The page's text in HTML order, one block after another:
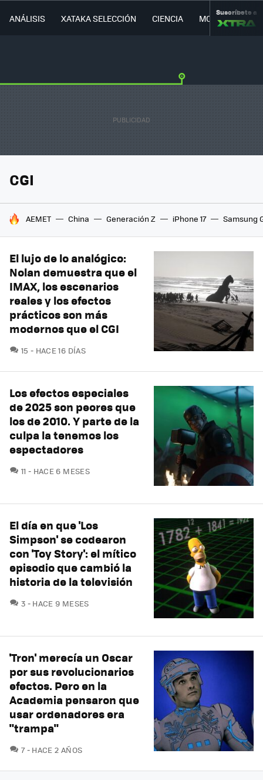
ANÁLISIS XATAKA SELECCIÓN CIENCIA MOVILIDAD
Suscríbete a
CGI
HOY SE HABLA DE
AEMET China Generación Z iPhone 17 Samsung
El lujo de lo analógico:
Nolan demuestra que el
IMAX, los escenarios
reales y los efectos
prácticos son más
modernos que el CGI
15 COMENTARIOS
HACE 16 DÍAS
Los efectos especiales
de 2025 son peores que
los de 2010. Y parte de la
culpa la tenemos los
espectadores
11 COMENTARIOS
HACE 6 MESES
El día en que 'Los
Simpson' se codearon
con 'Toy Story': el mítico
episodio que cambió la
historia de la televisión
3 COMENTARIOS
HACE 9 MESES
'Tron' merecía un Oscar
por sus revolucionarios
efectos. Pero en la
Academia pensaron que
usar ordenadores era
"trampa"
7COMENTARIOS
HACE 2 AÑOS